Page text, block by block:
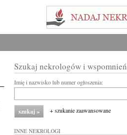
Szukaj nekrologów i wspomnień
Imię i nazwisko lub numer ogłoszenia:
+ szukanie zaawansowane
INNE NEKROLOGI